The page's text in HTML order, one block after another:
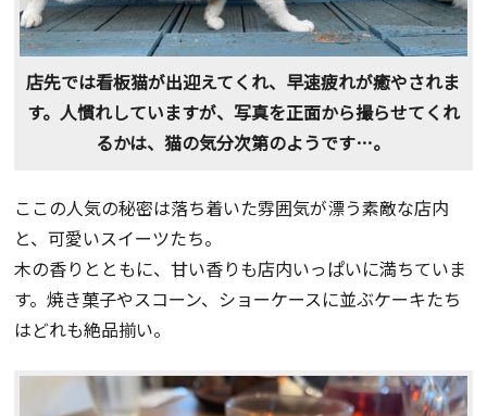
店先では看板猫が出迎えてくれ、早速疲れが癒やされま
す。人慣れしていますが、写真を正面から撮らせてくれ
るかは、猫の気分次第のようです…。
ここの人気の秘密は落ち着いた雰囲気が漂う素敵な店内
と、可愛いスイーツたち。
木の香りとともに、甘い香りも店内いっぱいに満ちていま
す。焼き菓子やスコーン、ショーケースに並ぶケーキたち
はどれも絶品揃い。